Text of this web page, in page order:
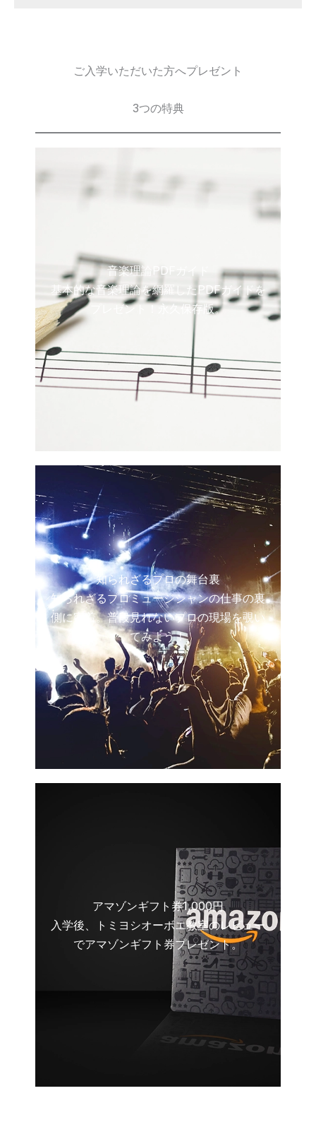
ご入学いただいた方へプレゼント
3つの特典
音楽理論PDFガイド
基本的な音楽理論を網羅したPDFガイドを
プレゼント！永久保存版。
知られざるプロの舞台裏
知られざるプロミュージシャンの仕事の裏
側に密着。普段見れないプロの現場を覗い
てみよう！
アマゾンギフト券1,000円
入学後、トミヨシオーボエ教室のレビュー
でアマゾンギフト券プレゼント。